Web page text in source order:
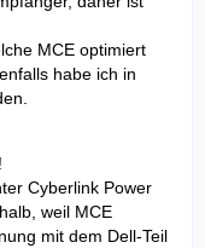
MCE optimiert
habe ich in
Cyberlink Power
weil MCE
mit dem Dell-Teil